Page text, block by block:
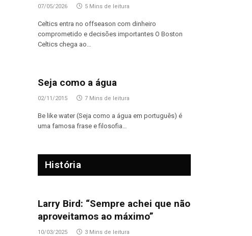
07/05/2026 5 Mins de leitura
Celtics entra no offseason com dinheiro
comprometido e decisões importantes O Boston
Celtics chega ao…
Seja como a água
02/11/2015 7 Mins de leitura
Be like water (Seja como a água em português) é
uma famosa frase e filosofia…
História
Larry Bird: “Sempre achei que não
aproveitamos ao máximo”
10/03/2025 3 Mins de leitura